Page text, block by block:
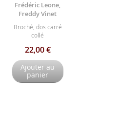
Frédéric Leone,
Freddy Vinet
Broché, dos carré
collé
22,00 €
Ajouter au
panier